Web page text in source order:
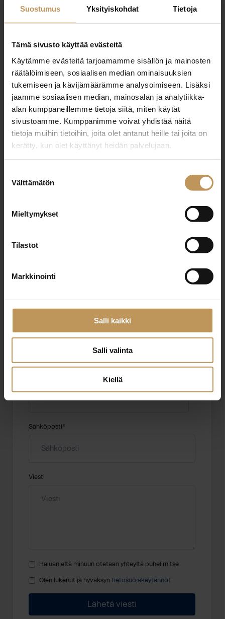
Suostumus Yksityiskohdat Tietoja
Tämä sivusto käyttää evästeitä
Käytämme evästeitä tarjoamamme sisällön ja mainosten
räätälöimiseen, sosiaalisen median ominaisuuksien
tukemiseen ja kävijämäärämme analysoimiseen. Lisäksi
jaamme sosiaalisen median, mainosalan ja analytiikka-
alan kumppaneillemme tietoja siitä, miten käytät
sivustoamme. Kumppanimme voivat yhdistää näitä
tietoja muihin tietoihin, joita olet antanut heille tai joita on
kerätty, kun olet käyttänyt heidän palvelujaan.
valinta
Välttämätön
Mieltymykset
Tilastot
Markkinointi
Salli kaikki
Salli valinta
Kiellä
OTA YHTEYTTÄ
Miten voin auttaa
asuntoasioissa?
Jätä yhteystietosi, niin otan yhteyttä
Aurakatu 1 20100 Turku
Sähköposti*
Viesti
Haluan että minuun otetaan yhteyttä puhelimitse
Olen lukenut ja hyväksyn tietosuojakäytännöt